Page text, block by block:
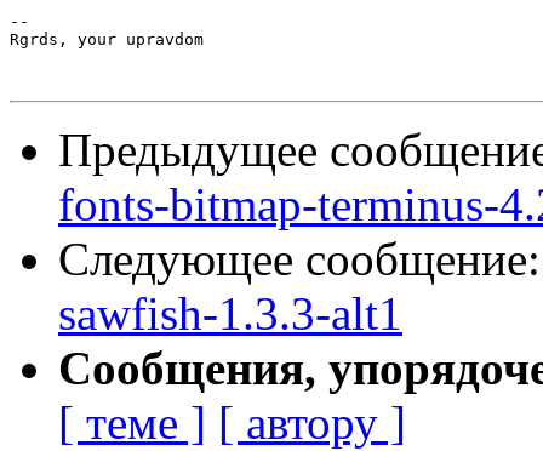
--
Rgrds, your upravdom
Предыдущее
fonts-bitmap-terminus-
Следующее
sawfish-1.3.3-alt1
Сообщения,
[ теме ] [ автору ]